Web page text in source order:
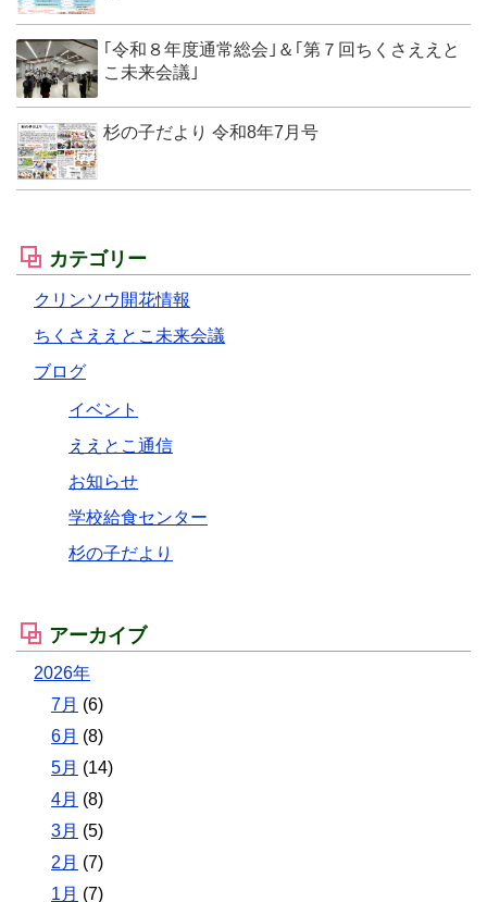
｢令和８年度通常総会｣＆｢第７回ちくさええと
こ未来会議｣
杉の子だより 令和8年7月号
カテゴリー
クリンソウ開花情報
ちくさええとこ未来会議
ブログ
イベント
ええとこ通信
お知らせ
学校給食センター
杉の子だより
アーカイブ
2026年
7月 (6)
6月 (8)
5月 (14)
4月 (8)
3月 (5)
2月 (7)
1月 (7)